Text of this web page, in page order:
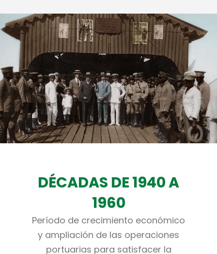
DÉCADAS DE 1940 A
1960
Período de crecimiento económico
y ampliación de las operaciones
portuarias para satisfacer la